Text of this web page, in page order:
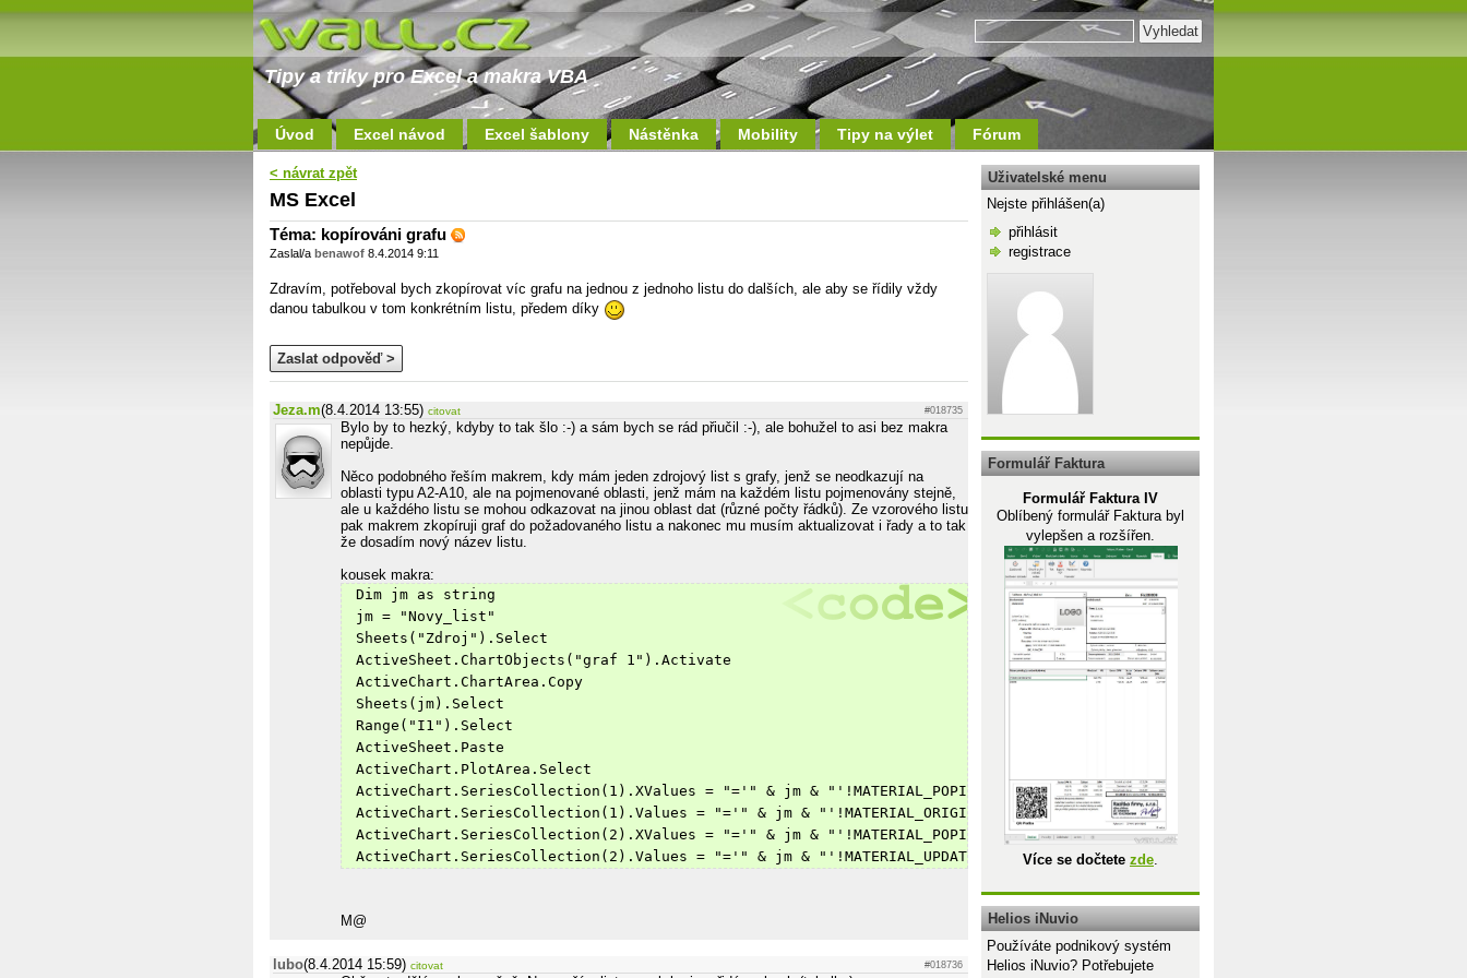
Tipy a triky pro Excel a makra VBA
Úvod Excel návod Excel šablony Nástěnka Mobility Tipy na výlet Fórum
< návrat zpět
MS Excel
Téma: kopírováni grafu
Zaslal/a benawof 8.4.2014 9:11
Zdravím, potřeboval bych zkopírovat víc grafu na jednou z jednoho listu do dalších, ale aby se řídily vždy
danou tabulkou v tom konkrétním listu, předem díky
Zaslat odpověď >
Jeza.m(8.4.2014 13:55) citovat #018735
Bylo by to hezký, kdyby to tak šlo :-) a sám bych se rád přiučil :-), ale bohužel to asi bez makra
nepůjde.
Něco podobného řeším makrem, kdy mám jeden zdrojový list s grafy, jenž se neodkazují na
oblasti typu A2-A10, ale na pojmenované oblasti, jenž mám na každém listu pojmenovány stejně,
ale u každého listu se mohou odkazovat na jinou oblast dat (různé počty řádků). Ze vzorového listu
pak makrem zkopíruji graf do požadovaného listu a nakonec mu musím aktualizovat i řady a to tak
že dosadím nový název listu.
kousek makra:
Dim jm as string
jm = "Novy_list"
Sheets("Zdroj").Select
ActiveSheet.ChartObjects("graf 1").Activate
ActiveChart.ChartArea.Copy
Sheets(jm).Select
Range("I1").Select
ActiveSheet.Paste
ActiveChart.PlotArea.Select
ActiveChart.SeriesCollection(1).XValues = "='" & jm & "'!MATERIAL_POPISKY"
ActiveChart.SeriesCollection(1).Values = "='" & jm & "'!MATERIAL_ORIGINAL"
ActiveChart.SeriesCollection(2).XValues = "='" & jm & "'!MATERIAL_POPISKY"
ActiveChart.SeriesCollection(2).Values = "='" & jm & "'!MATERIAL_UPDATE"
M@
lubo(8.4.2014 15:59) citovat #018736
Uživatelské menu
Nejste přihlášen(a)
přihlásit
registrace
Formulář Faktura
Formulář Faktura IV
Oblíbený formulář Faktura byl
vylepšen a rozšířen.
Více se dočtete zde.
Helios iNuvio
Používáte podnikový systém
Helios iNuvio? Potřebujete